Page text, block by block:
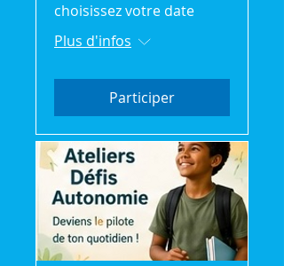
choisissez votre date
Plus d'infos
Participer